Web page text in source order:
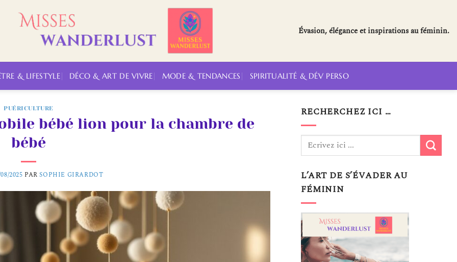
Évasion, élégance et inspirations au féminin.
& LIFESTYLE DÉCO & ART DE VIVRE MODE & TENDANCES SPIRITUALITÉ & DÉV PERSO
PUÉRICULTURE
bébé lion pour la chambre de
bébé
2025 PARSOPHIE GIRARDOT
RECHERCHEZ ICI …
L’ART DE S’ÉVADER AU
FÉMININ